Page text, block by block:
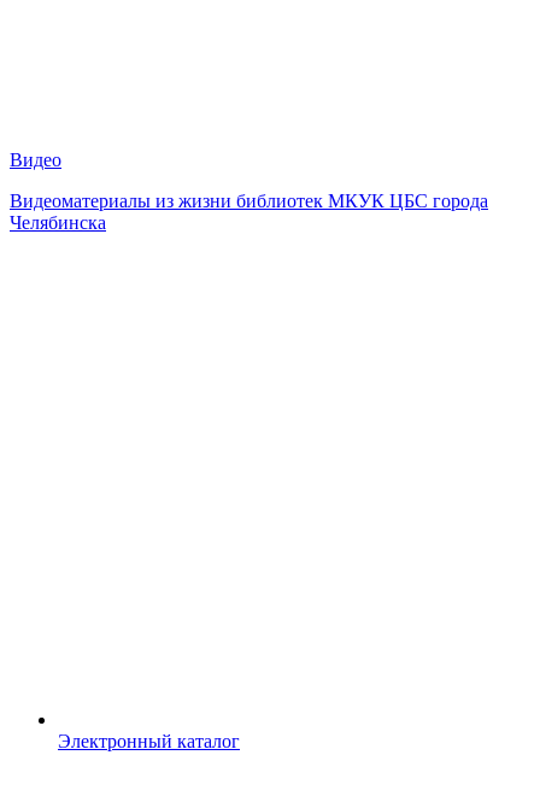
Видео
Видеоматериалы из жизни библиотек МКУК ЦБС города
Челябинска
Электронный каталог